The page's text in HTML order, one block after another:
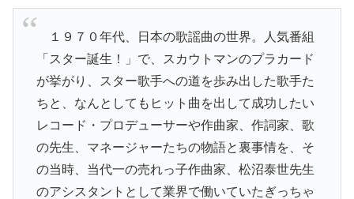
１９７０年代、日本の歌謡曲の世界。人気番組
「スター誕生！」 で、スカウトマンのプラカード
が挙がり、
スター歌手への道を歩み出した歌手た
ちと、 なんとしてもヒット曲を出して成功したい
レコード・ プロデューサーや作曲家、作詞家、歌
の先生、 マネージャーたちの物語と裏事情を、そ
の当時、 当代一の売れっ子作曲家、 松沼泰世先生
のアシスタントとして業界で働いていたぎっちゃ